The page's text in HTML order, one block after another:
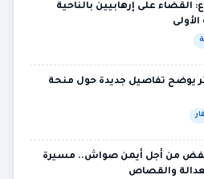
القضاء على إرهابيين بالناحية
يوضح تفاصيل جديدة حول منحة
من أجل أيمن صواش.. مسيرة
والقصاص